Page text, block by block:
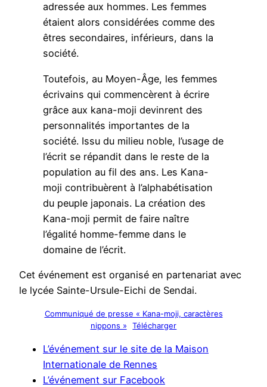
adressée aux hommes. Les femmes
étaient alors considérées comme des
êtres secondaires, inférieurs, dans la
société.
Toutefois, au Moyen-Âge, les femmes
écrivains qui commencèrent à écrire
grâce aux kana-moji devinrent des
personnalités importantes de la
société. Issu du milieu noble, l’usage de
l’écrit se répandit dans le reste de la
population au fil des ans. Les Kana-
moji contribuèrent à l’alphabétisation
du peuple japonais. La création des
Kana-moji permit de faire naître
l’égalité homme-femme dans le
domaine de l’écrit.
Cet événement est organisé en partenariat avec
le lycée Sainte-Ursule-Eichi de Sendai.
Communiqué de presse « Kana-moji, caractères
nippons »
Télécharger
L’événement sur le site de la Maison
Internationale de Rennes
L’événement sur Facebook